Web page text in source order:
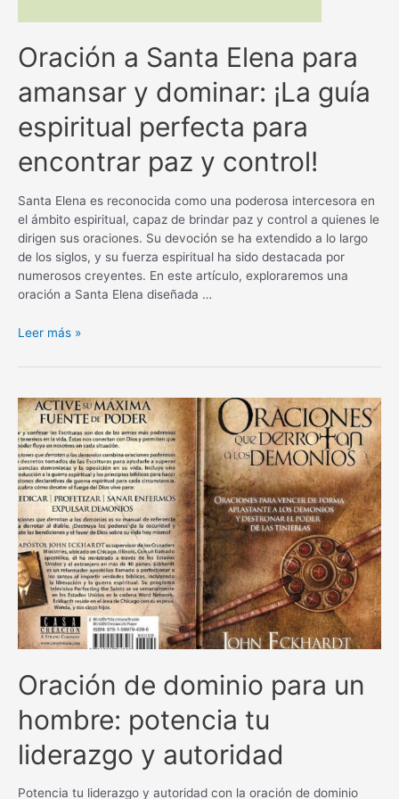
Oración a Santa Elena para
amansar y dominar: ¡La guía
espiritual perfecta para
encontrar paz y control!
Santa Elena es reconocida como una poderosa intercesora en
el ámbito espiritual, capaz de brindar paz y control a quienes le
dirigen sus oraciones. Su devoción se ha extendido a lo largo
de los siglos, y su fuerza espiritual ha sido destacada por
numerosos creyentes. En este artículo, exploraremos una
oración a Santa Elena diseñada …
Oración
Santa
para
amansar
y
dominar:
¡La
guía
espiritual
perfecta
para
encontrar
paz
y
control!
Leer más »
Oración de dominio para un
hombre: potencia tu
liderazgo y autoridad
Potencia tu liderazgo y autoridad con la oración de dominio